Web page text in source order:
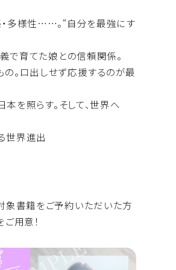
多様性……。“自分を最強にす
で育てた娘との信頼関係。
。口出しせず応援するのが最
本を照らす。そして、世界へ
界進出
象書籍をご予約いただいた方
用意！